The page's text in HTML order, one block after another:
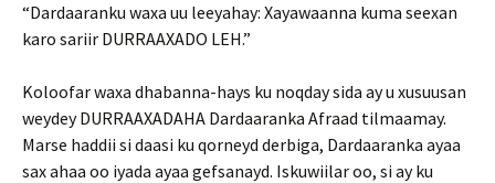
“Dardaaranku waxa uu leeyahay: Xayawaanna kuma seexan
karo sariir DURRAAXADO LEH.”
Koloofar waxa dhabanna-hays ku noqday sida ay u xusuusan
weydey DURRAAXADAHA Dardaaranka Afraad tilmaamay.
Marse haddii si daasi ku qorneyd derbiga, Dardaaranka ayaa
sax ahaa oo iyada ayaa gefsanayd. Iskuwiilar oo, si ay ku